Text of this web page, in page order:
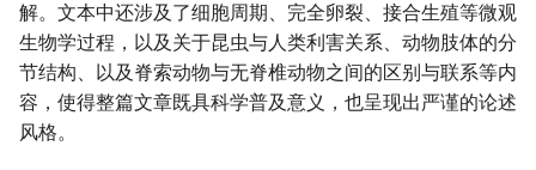
解。文本中还涉及了细胞周期、完全卵裂、接合生殖等微观
生物学过程，以及关于昆虫与人类利害关系、动物肢体的分
节结构、以及脊索动物与无脊椎动物之间的区别与联系等内
容，使得整篇文章既具科学普及意义，也呈现出严谨的论述
风格。